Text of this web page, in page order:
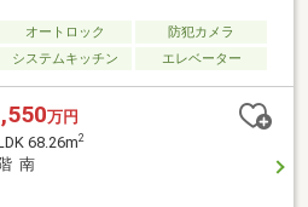
オートロック
防犯カメラ
システムキッチン エレベーター
万円
68.26m2
南